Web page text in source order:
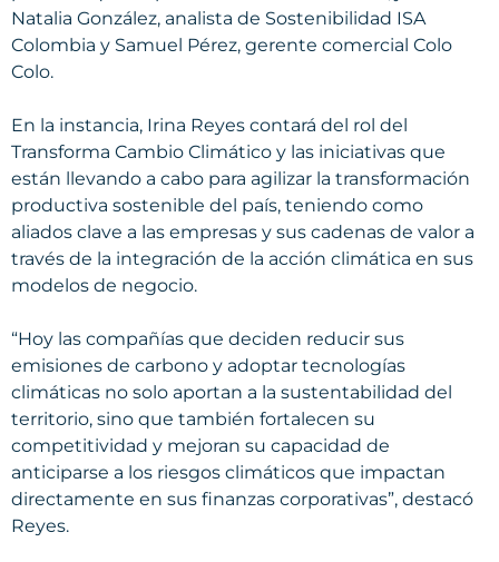
Natalia González, analista de Sostenibilidad ISA
Colombia y Samuel Pérez, gerente comercial Colo
Colo.
En la instancia, Irina Reyes contará del rol del
Transforma Cambio Climático y las iniciativas que
están llevando a cabo para agilizar la transformación
productiva sostenible del país, teniendo como
aliados clave a las empresas y sus cadenas de valor a
través de la integración de la acción climática en sus
modelos de negocio.
“Hoy las compañías que deciden reducir sus
emisiones de carbono y adoptar tecnologías
climáticas no solo aportan a la sustentabilidad del
territorio, sino que también fortalecen su
competitividad y mejoran su capacidad de
anticiparse a los riesgos climáticos que impactan
directamente en sus finanzas corporativas”, destacó
Reyes.